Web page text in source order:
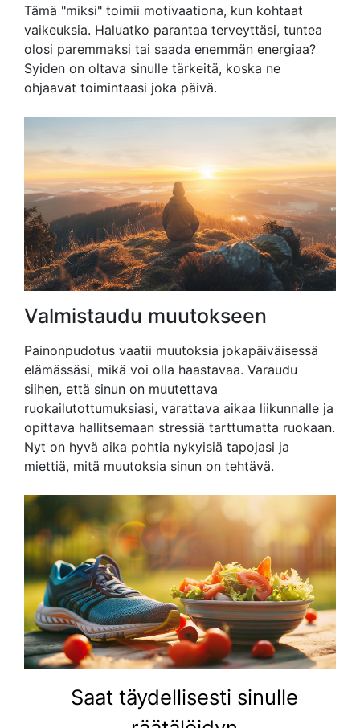
Tämä "miksi" toimii motivaationa, kun kohtaat
vaikeuksia. Haluatko parantaa terveyttäsi, tuntea
olosi paremmaksi tai saada enemmän energiaa?
Syiden on oltava sinulle tärkeitä, koska ne
ohjaavat toimintaasi joka päivä.
Valmistaudu muutokseen
Painonpudotus vaatii muutoksia jokapäiväisessä
elämässäsi, mikä voi olla haastavaa. Varaudu
siihen, että sinun on muutettava
ruokailutottumuksiasi, varattava aikaa liikunnalle ja
opittava hallitsemaan stressiä tarttumatta ruokaan.
Nyt on hyvä aika pohtia nykyisiä tapojasi ja
miettiä, mitä muutoksia sinun on tehtävä.
Saat täydellisesti sinulle